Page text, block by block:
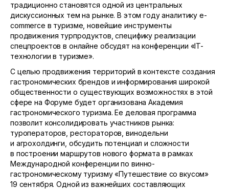
традиционно становятся одной из центральных
дискуссионных тем на рынке. В этом году аналитику e-
commerce в туризме, новейшие инструменты
продвижения турпродуктов, специфику реализации
спецпроектов в онлайне обсудят на конференции «IT-
технологии в туризме».
С целью продвижения территорий в контексте создания
гастрономических брендов и информирования широкой
общественности о существующих возможностях в этой
сфере на Форуме будет организована Академия
гастрономического туризма. Ее деловая программа
позволит консолидировать участников рынка:
туроператоров, рестораторов, винодельни
и агрохолдинги, обсудить потенциал и сложности
в построении маршрутов нового формата в рамках
Международной конференции по винно-
гастрономическому туризму «Путешествие со вкусом»
19 сентября. Одной из важнейших составляющих